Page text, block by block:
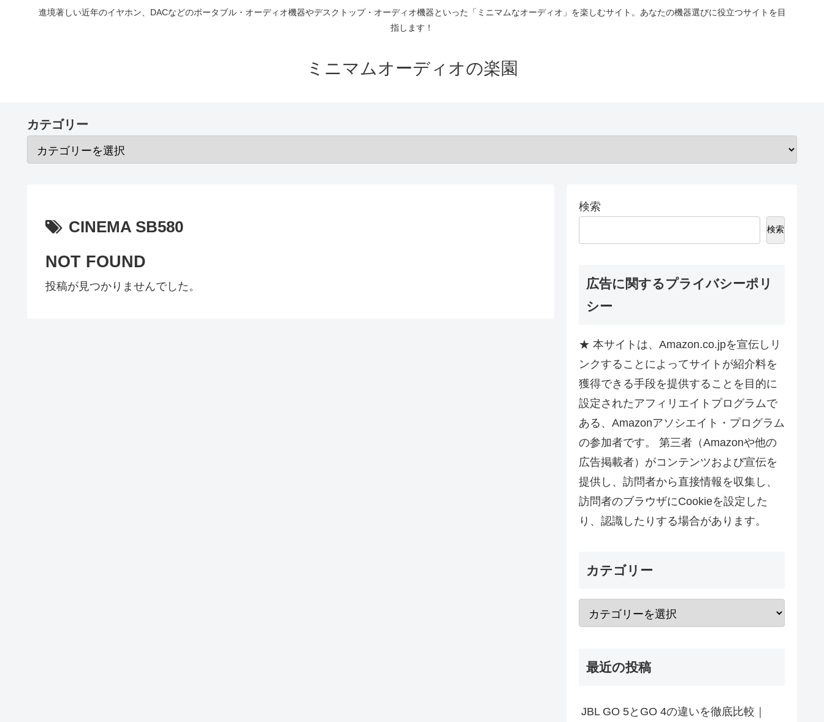
進境著しい近年のイヤホン、DACなどのポータブル・オーディオ機器やデスクトップ・オーディオ機器といった「ミニマムなオーディオ」を楽しむサイト。あなたの機器選びに役立つサイトを目
指します！
ミニマムオーディオの楽園
カテゴリー
CINEMA SB580
NOT FOUND
投稿が見つかりませんでした。
検索
検索
広告に関するプライバシーポリ
シー
★ 本サイトは、Amazon.co.jpを宣伝しリ
ンクすることによってサイトが紹介料を
獲得できる手段を提供することを目的に
設定されたアフィリエイトプログラムで
ある、Amazonアソシエイト・プログラム
の参加者です。 第三者（Amazonや他の
広告掲載者）がコンテンツおよび宣伝を
提供し、訪問者から直接情報を収集し、
訪問者のブラウザにCookieを設定した
り、認識したりする場合があります。
カテゴリー
最近の投稿
JBL GO 5とGO 4の違いを徹底比較｜